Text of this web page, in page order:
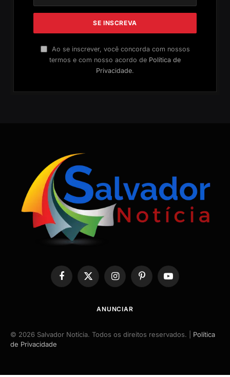
Ao se inscrever, você concorda com nossos
termos e com nosso acordo de Política de
Privacidade.
Facebook
X
InstagramPinterestYouTube
ANUNCIAR
© 2026 Salvador Notícia. Todos os direitos reservados. | Política
de Privacidade